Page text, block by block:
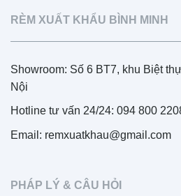
RÈM XUẤT KHẨU BÌNH MINH
Showroom: Số 6 BT7, khu Biệt
Nội
Hotline tư vấn 24/24: 094 800
Email: remxuatkhau@gmail.com
PHÁP LÝ & CÂU HỎI